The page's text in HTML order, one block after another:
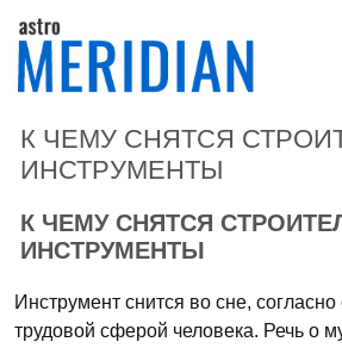
К ЧЕМУ СНЯТСЯ
ИНСТРУМЕНТЫ
К ЧЕМУ СНЯТСЯ
ИНСТРУМЕНТЫ
Инструмент снится во сне,
трудовой сферой человека. Речь о